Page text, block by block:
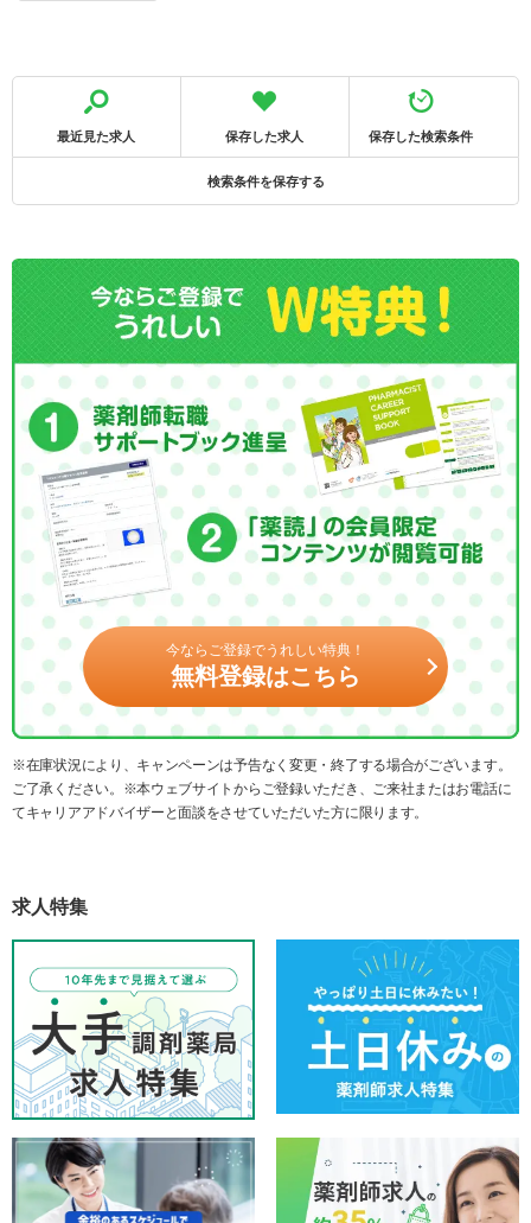
最近見た求人 保存した求人 保存した検索条件
検索条件を保存する
今ならご登録でうれしい特典！
無料登録はこちら
※在庫状況により、キャンペーンは予告なく変更・終了する場合がございます。
ご了承ください。※本ウェブサイトからご登録いただき、ご来社またはお電話に
てキャリアアドバイザーと面談をさせていただいた方に限ります。
求人特集